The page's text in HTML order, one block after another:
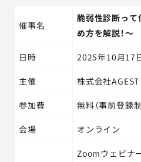
催事名
脆弱性診断って
め方を解説！～
日時 2025年10月17
主催 株式会社AGEST
参加費 無料（事前登録制
会場 オンライン
Zoomウェビナ